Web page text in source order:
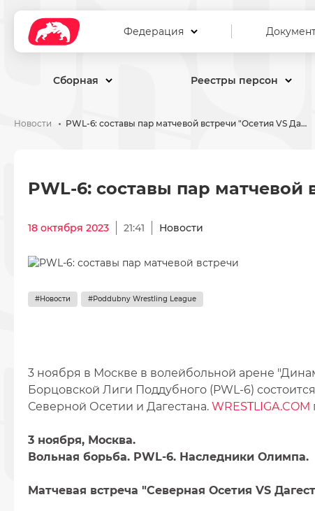
Федерация
Сборная Реестры персон
Новости PWL-6: составы пар матчевой встречи "Осетия VS Дагестан"
PWL-6: составы пар матчевой
18 октября 2023 21:41 Новости
#Новости #Poddubny Wrestling League
3 ноября в Москве в волейбольной арене
Борцовской Лиги Поддубного (PWL-6)
Северной Осетии и Дагестана. WRESTLIGA.COM
3 ноября, Москва.
Вольная борьба. PWL-6. Наследники Олимпа.
Матчевая встреча "Северная Осетия VS